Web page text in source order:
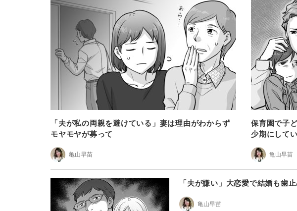
「夫が私の両親を避けている」妻は理由がわからず
モヤモヤが募って
亀山早苗
保育園で子
少期にして
亀山早苗
「夫が嫌い」大恋愛で結婚も歯
亀山早苗